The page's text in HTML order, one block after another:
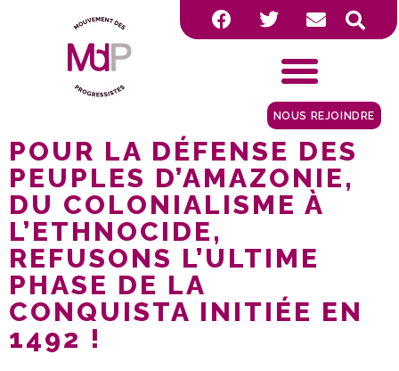
NOUS REJOINDRE
POUR LA DÉFENSE DES
PEUPLES D’AMAZONIE,
DU COLONIALISME À
L’ETHNOCIDE,
REFUSONS L’ULTIME
PHASE DE LA
CONQUISTA INITIÉE EN
1492 !